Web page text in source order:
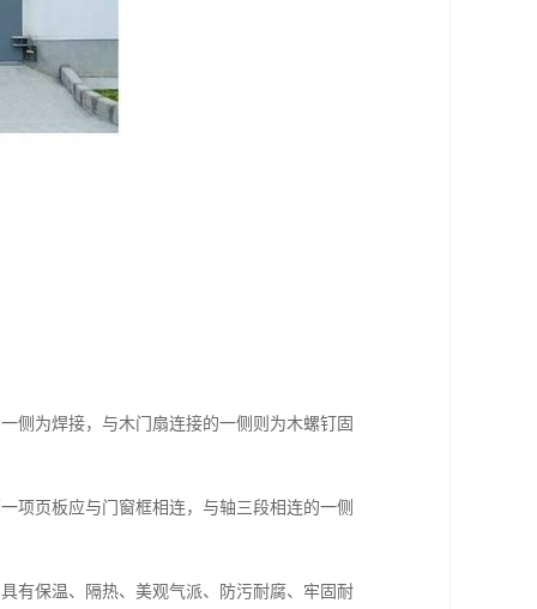
侧为焊接，与木门扇连接的一侧则为木螺钉固
项页板应与门窗框相连，与轴三段相连的一侧
有保温、隔热、美观气派、防污耐腐、牢固耐